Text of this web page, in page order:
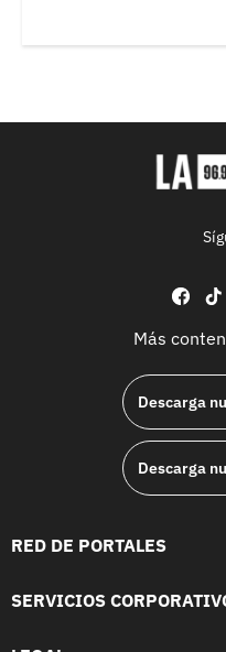
Más
Descarga
Descarga
RED DE PORTALES
SERVICIOS